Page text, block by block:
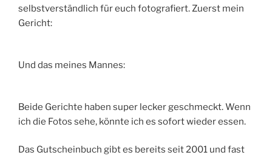
selbstverständlich für euch fotografiert. Zuerst mein
Gericht:
Und das meines Mannes:
Beide Gerichte haben super lecker geschmeckt. Wenn
ich die Fotos sehe, könnte ich es sofort wieder essen.
Das Gutscheinbuch gibt es bereits seit 2001 und fast